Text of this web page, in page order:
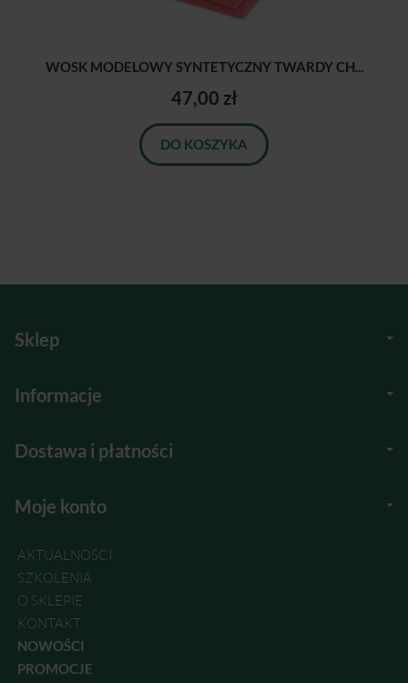
WOSK MODELOWY SYNTETYCZNY TWARDY CH...
47,00 zł
DO KOSZYKA
Sklep
Informacje
Dostawa i płatności
Moje konto
AKTUALNOŚCI
SZKOLENIA
O SKLEPIE
KONTAKT
NOWOŚCI
PROMOCJE